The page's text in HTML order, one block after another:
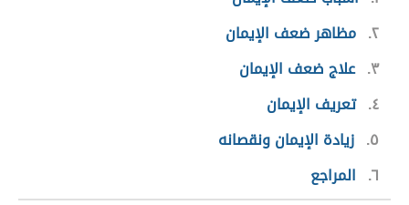
٢ مظاهر ضعف الإيمان
٣ علاج ضعف الإيمان
٤ تعريف الإيمان
٥ زيادة الإيمان ونقصانه
٦ المراجع